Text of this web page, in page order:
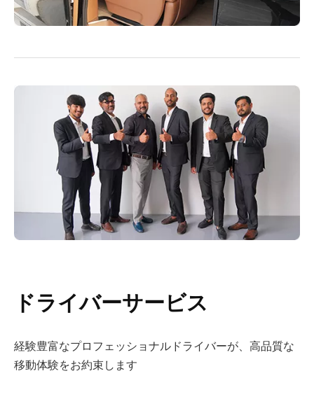
ドライバーサービス
経験豊富なプロフェッショナルドライバーが、高品質な
移動体験をお約束します